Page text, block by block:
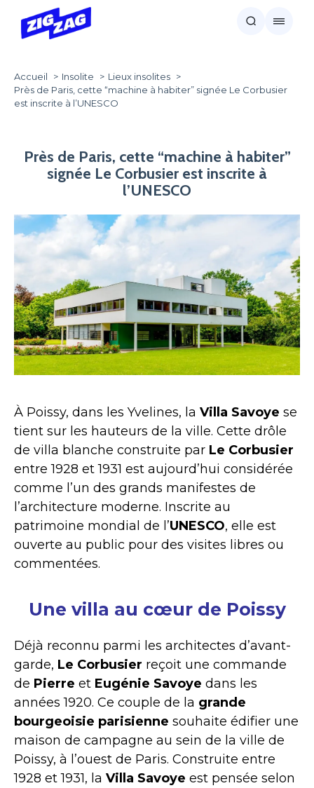
Accueil Insolite
Lieux insolites
Près de Paris, cette “machine à habiter” signée Le Corbusier
est inscrite à l’UNESCO
Près de Paris, cette “machine à habiter”
signée Le Corbusier est inscrite à
l’UNESCO
À Poissy, dans les Yvelines, la Villa Savoye se
tient sur les hauteurs de la ville. Cette drôle
de villa blanche construite par Le Corbusier
entre 1928 et 1931 est aujourd’hui considérée
comme l’un des grands manifestes de
l’architecture moderne. Inscrite au
patrimoine mondial de l’UNESCO, elle est
ouverte au public pour des visites libres ou
commentées.
Une villa au cœur de Poissy
Déjà reconnu parmi les architectes d’avant-
garde, Le Corbusier reçoit une commande
de Pierre et Eugénie Savoye dans les
années 1920. Ce couple de la grande
bourgeoisie parisienne souhaite édifier une
maison de campagne au sein de la ville de
Poissy, à l’ouest de Paris. Construite entre
1928 et 1931, la Villa Savoye est pensée selon